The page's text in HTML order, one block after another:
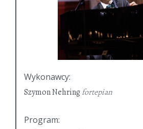
Wykonawcy:
Szymon Nehringfortepian
Program: